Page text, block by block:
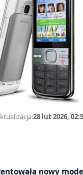
28 lut 2026,
nowy